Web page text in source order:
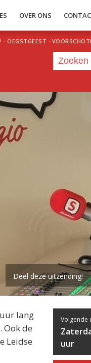
OVER ONS
· OEGSTGEEST ·
Deel deze uitzending!
lang
Ook de
Leidse
Volgende
uur